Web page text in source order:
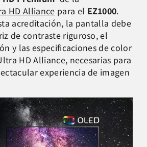
HD Alliance para el EZ1000.
acreditación, la pantalla debe
de contraste riguroso, el
y las especificaciones de color
HD Alliance, necesarias para
experiencia de imagen